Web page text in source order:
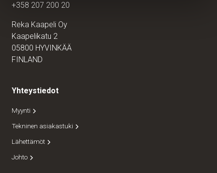
+358 207 200 20
Reka Kaapeli Oy
Kaapelikatu 2
05800 HYVINKÄÄ
FINLAND
Yhteystiedot
Myynti
Tekninen asiakastuki
Lähettämöt
Johto